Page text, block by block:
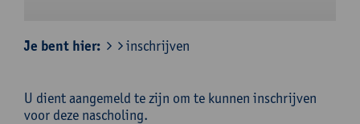
Je bent hier: inschrijven
U dient aangemeld te zijn om te kunnen inschrijven
voor deze nascholing.